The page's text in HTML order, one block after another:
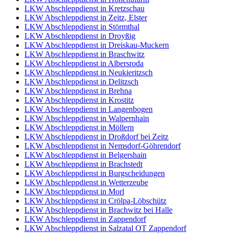
LKW Abschleppdienst in Kretzschau
LKW Abschleppdienst in Zeitz, Elster
LKW Abschleppdienst in Störmthal
LKW Abschleppdienst in Droyßig
LKW Abschleppdienst in Dreiskau-Muckern
LKW Abschleppdienst in Braschwitz
LKW Abschleppdienst in Albersroda
LKW Abschleppdienst in Neukieritzsch
LKW Abschleppdienst in Delitzsch
LKW Abschleppdienst in Brehna
LKW Abschleppdienst in Krostitz
LKW Abschleppdienst in Langenbogen
LKW Abschleppdienst in Walpernhain
LKW Abschleppdienst in Möllern
LKW Abschleppdienst in Droßdorf bei Zeitz
LKW Abschleppdienst in Nemsdorf-Göhrendorf
LKW Abschleppdienst in Belgershain
LKW Abschleppdienst in Brachstedt
LKW Abschleppdienst in Burgscheidungen
LKW Abschleppdienst in Wetterzeube
LKW Abschleppdienst in Morl
LKW Abschleppdienst in Crölpa-Löbschütz
LKW Abschleppdienst in Brachwitz bei Halle
LKW Abschleppdienst in Zappendorf
LKW Abschleppdienst in Salzatal OT Zappendorf